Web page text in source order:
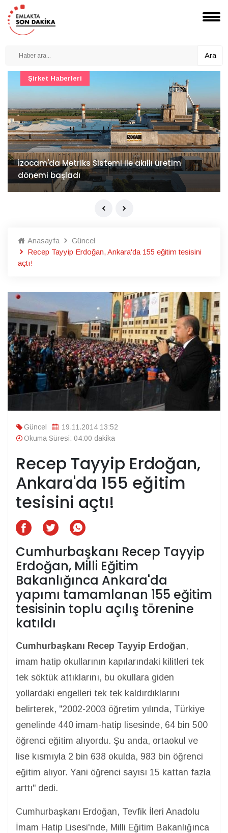
Ara
İzocam'da Metriks Sistemi ile akıllı üretim
dönemi başladı
Şirket Haberleri
Anasayfa
Güncel
Recep Tayyip Erdoğan, Ankara'da 155 eğitim tesisini
açtı!
Güncel
19.11.2014 13:52
Okuma Süresi: 04:00 dakika
Recep Tayyip Erdoğan,
Ankara'da 155 eğitim
tesisini açtı!
Cumhurbaşkanı Recep Tayyip
Erdoğan, Milli Eğitim
Bakanlığınca Ankara'da
yapımı tamamlanan 155 eğitim
tesisinin toplu açılış törenine
katıldı
Cumhurbaşkanı Recep Tayyip Erdoğan,
imam hatip okullarının kapılarındaki kilitleri tek
tek söktük attıklarını, bu okullara giden
yollardaki engelleri tek tek kaldırdıklarını
belirterek, "2002-2003 öğretim yılında, Türkiye
genelinde 440 imam-hatip lisesinde, 64 bin 500
öğrenci eğitim alıyordu. Şu anda, ortaokul ve
lise kısmıyla 2 bin 638 okulda, 983 bin öğrenci
eğitim alıyor. Yani öğrenci sayısı 15 kattan fazla
arttı" dedi.
Cumhurbaşkanı Erdoğan, Tevfik İleri Anadolu
İmam Hatip Lisesi'nde, Milli Eğitim Bakanlığınca